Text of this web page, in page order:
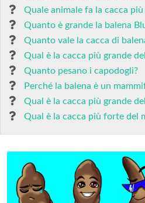
Quale animale fa la cacca più
Quanto è grande la balena
Quanto vale la cacca di
Qual è la cacca più grande
Quanto pesano i capodogli?
Perché la balena è un
Qual è la cacca più grande
Qual è la cacca più forte del